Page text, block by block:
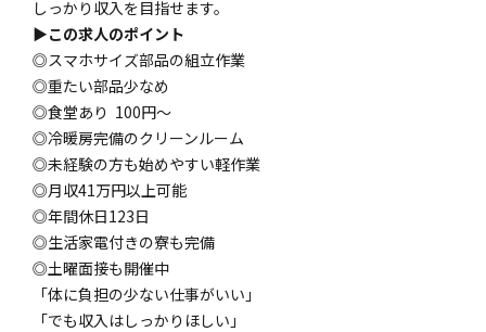
しっかり収入を目指せます。
▶この求人のポイント
◎スマホサイズ部品の組立作業
◎重たい部品少なめ
◎食堂あり 100円～
◎冷暖房完備のクリーンルーム
◎未経験の方も始めやすい軽作業
◎月収41万円以上可能
◎年間休日123日
◎生活家電付きの寮も完備
◎土曜面接も開催中
「体に負担の少ない仕事がいい」
「でも収入はしっかりほしい」